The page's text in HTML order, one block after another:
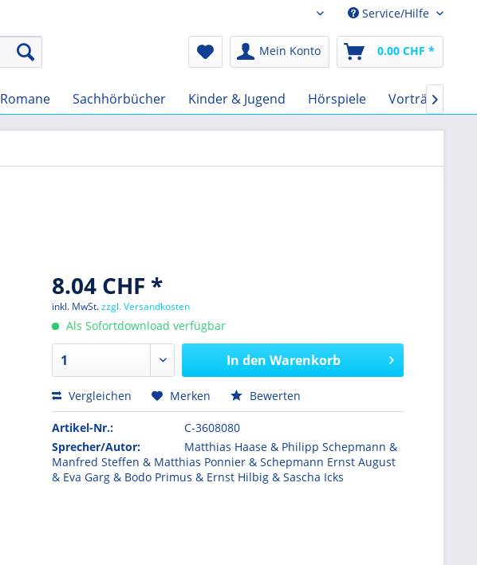
Audio-Book CHFService/Hilfe
Mein Konto 0.00 CHF *
Romane Sachhörbücher Kinder & Jugend Hörspiele Vorträge

8.04 CHF *
inkl. MwSt.zzgl. Versandkosten
Als Sofortdownload verfügbar
In den Warenkorb
Vergleichen Merken Bewerten
Artikel-Nr.:
C-3608080
Sprecher/Autor:
Matthias Haase & Philipp Schepmann &
Manfred Steffen & Matthias Ponnier & Schepmann Ernst August
& Eva Garg & Bodo Primus & Ernst Hilbig & Sascha Icks